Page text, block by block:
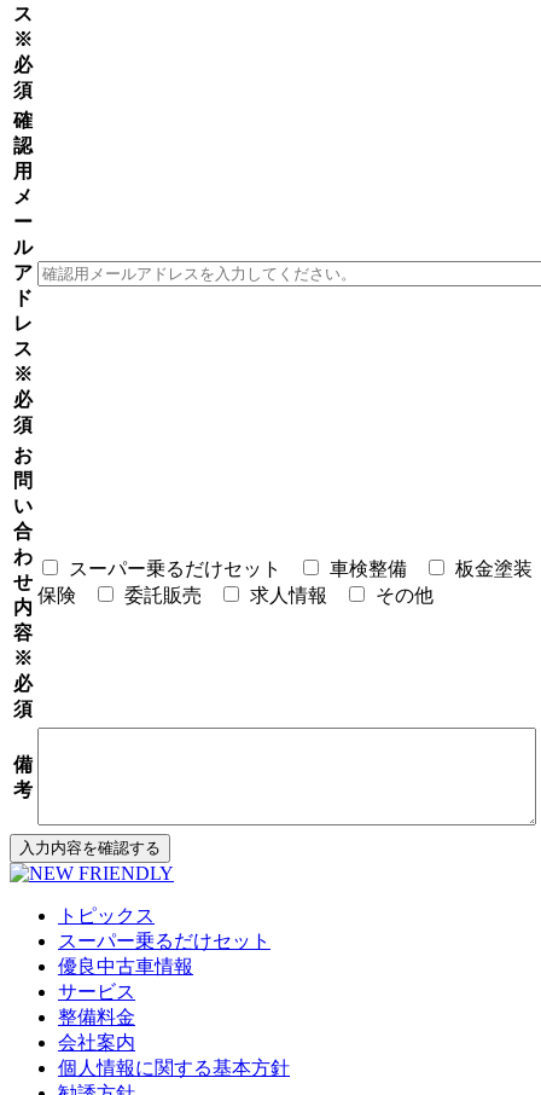
ス
※
必
須
確
認
用
メ
ー
ル
ア
ド
レ
ス
※
必
須
お
問
い
合
わ
せ
内
容
※
必
須
スーパー乗るだけセット 車検整備
板金塗装
保険
委託販売 求人情報 その他
備
考
トピックス
スーパー乗るだけセット
優良中古車情報
サービス
整備料金
会社案内
個人情報に関する基本方針